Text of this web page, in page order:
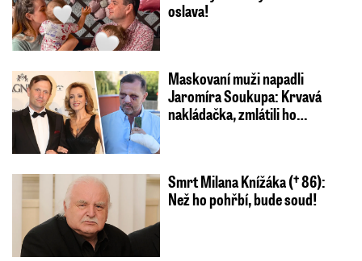
oslava!
Maskovaní muži napadli
Jaromíra Soukupa: Krvavá
nakládačka, zmlátili ho…
Smrt Milana Knížáka († 86):
Než ho pohřbí, bude soud!